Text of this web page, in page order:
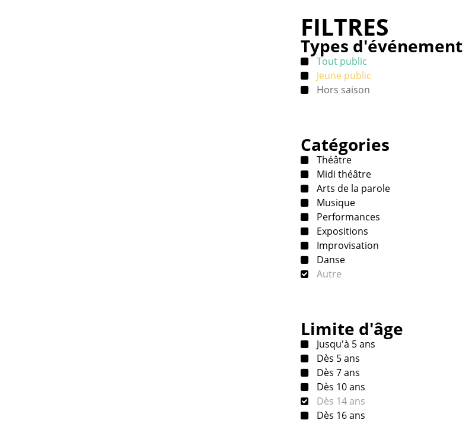
FILTRES
Types d'événement
Tout public
Jeune public
Hors saison
Catégories
Théâtre
Midi théâtre
Arts de la parole
Musique
Performances
Expositions
Improvisation
Danse
Autre
Limite d'âge
Jusqu'à 5 ans
Dès 5 ans
Dès 7 ans
Dès 10 ans
Dès 14 ans
Dès 16 ans